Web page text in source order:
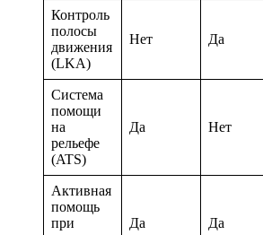
Контроль
полосы
движения
(LKA)
Нет Да
Система
помощи
на
рельефе
(ATS)
Да Нет
Активная
помощь
при
Да Да